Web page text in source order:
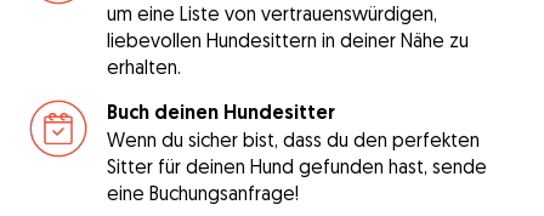
um eine Liste von vertrauenswürdigen,
liebevollen Hundesittern in deiner Nähe zu
erhalten.
Buch deinen Hundesitter
Wenn du sicher bist, dass du den perfekten
Sitter für deinen Hund gefunden hast, sende
eine Buchungsanfrage!